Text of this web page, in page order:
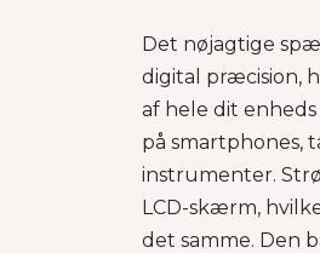
Det nøjagtige
digital præcision,
af hele dit
på
instrumenter.
LCD-skærm,
det samme. Den